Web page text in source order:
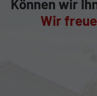
Können wir
Wir